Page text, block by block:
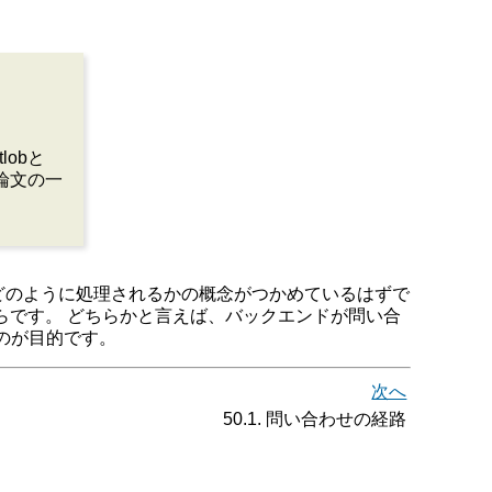
と
文の一
ように処理されるかの概念がつかめているはずで
す。 どちらかと言えば、バックエンドが問い合
目的です。
次へ
50.1. 問い合わせの経路